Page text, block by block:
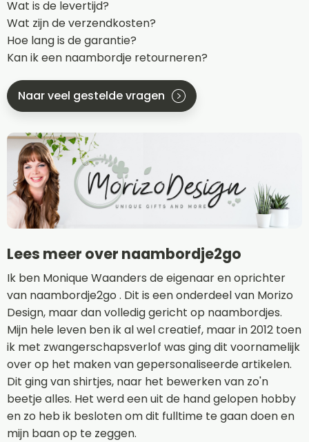
Wat is de levertijd?
Wat zijn de verzendkosten?
Hoe lang is de garantie?
Kan ik een naambordje retourneren?
Naar veel gestelde vragen
Lees meer over naambordje2go
Ik ben Monique Waanders de eigenaar en oprichter
van naambordje2go . Dit is een onderdeel van Morizo
Design, maar dan volledig gericht op naambordjes.
Mijn hele leven ben ik al wel creatief, maar in 2012 toen
ik met zwangerschapsverlof was ging dit voornamelijk
over op het maken van gepersonaliseerde artikelen.
Dit ging van shirtjes, naar het bewerken van zo'n
beetje alles. Het werd een uit de hand gelopen hobby
en zo heb ik besloten om dit fulltime te gaan doen en
mijn baan op te zeggen.